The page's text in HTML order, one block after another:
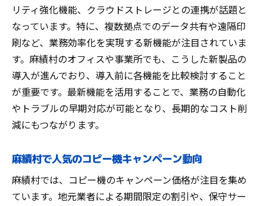
リティ強化機能、クラウドストレージとの連携が話題と
なっています。特に、複数拠点でのデータ共有や遠隔印
刷など、業務効率化を実現する新機能が注目されていま
す。麻績村のオフィスや事業所でも、こうした新製品の
導入が進んでおり、導入前に各機能を比較検討すること
が重要です。最新機能を活用することで、業務の自動化
やトラブルの早期対応が可能となり、長期的なコスト削
減にもつながります。
麻績村で人気のコピー機キャンペーン動向
麻績村では、コピー機のキャンペーン価格が注目を集め
ています。地元業者による期間限定の割引や、保守サー